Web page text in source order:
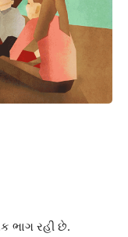
ભાગ રહી છે.